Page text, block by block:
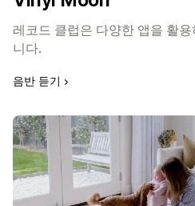
레코드 클럽은 다양한 앱을 활
니다.
음반 듣기